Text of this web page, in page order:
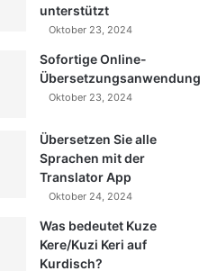
unterstützt
Oktober 23, 2024
Sofortige Online-
Übersetzungsanwendung
Oktober 23, 2024
Übersetzen Sie alle
Sprachen mit der
Translator App
Oktober 24, 2024
Was bedeutet Kuze
Kere/Kuzi Keri auf
Kurdisch?